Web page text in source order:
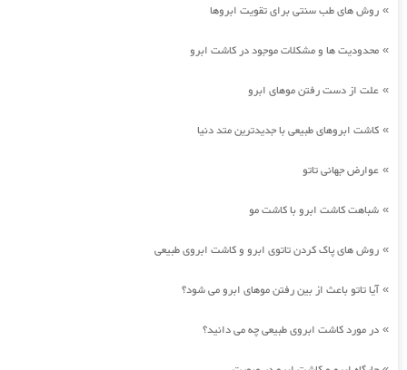
» روش های طب سنتی برای تقویت ابروها
» محدودیت ها و مشکلات موجود در کاشت ابرو
» علت از دست رفتن موهای ابرو
» کاشت ابروهای طبیعی با جدیدترین متد دنیا
» عوارض جهانی تاتو
» شباهت کاشت ابرو با کاشت مو
» روش های پاک کردن تاتوی ابرو و کاشت ابروی طبیعی
»آیا تاتو باعث از بین رفتن موهای ابرو می شود؟
» در مورد کاشت ابروی طبیعی چه می دانید؟